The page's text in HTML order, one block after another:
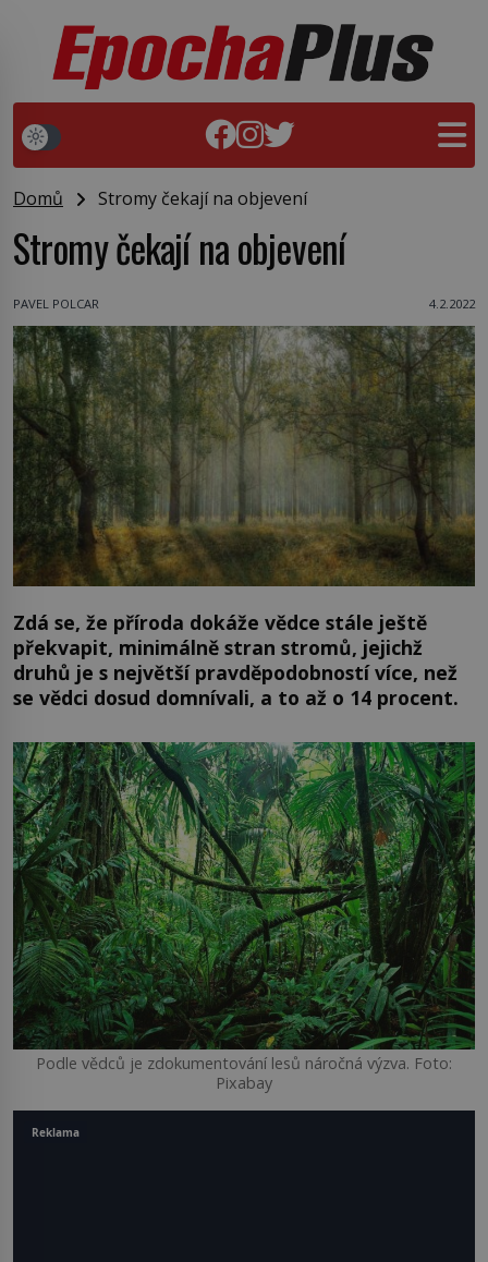
Domů Stromy čekají na objevení
Stromy čekají na objevení
PAVEL POLCAR 4.2.2022
Zdá se, že příroda dokáže vědce stále ještě
překvapit, minimálně stran stromů, jejichž
druhů je s největší pravděpodobností více, než
se vědci dosud domnívali, a to až o 14 procent.
Podle vědců je zdokumentování lesů náročná výzva. Foto:
Pixabay
Reklama